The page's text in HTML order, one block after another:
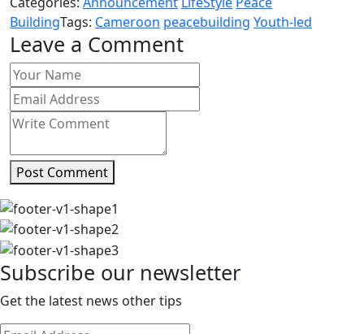
BuildingTags: Cameroon peacebuilding Youth-led
Leave a Comment
Post Comment
Subscribe our newsletter
Get the latest news other tips